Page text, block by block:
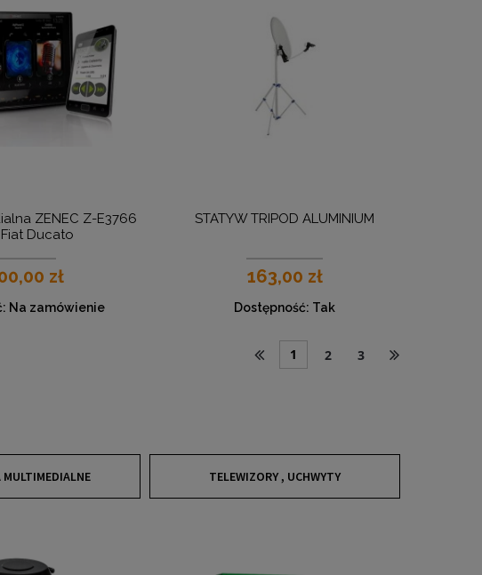
ZENEC Z-E3766
Ducato
zł
Na zamówienie
STATYW TRIPOD ALUMINIUM
163,00 zł
Dostępność: Tak
1 2 3
MULTIMEDIALNE TELEWIZORY , UCHWYTY